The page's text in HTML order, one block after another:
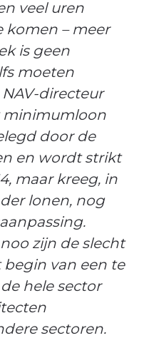
veel uren
– meer
is geen
moeten
directeur
minimumloon
door de
en wordt strikt
maar kreeg, in
lonen, nog
zijn de slecht
van een te
hele sector
sectoren.